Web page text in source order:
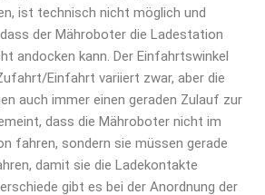
ist technisch nicht möglich und
der Mähroboter die Ladestation
andocken kann. Der Einfahrtswinkel
Einfahrt variiert zwar, aber die
auch immer einen geraden Zulauf zur
dass die Mähroboter nicht im
fahren, sondern sie müssen gerade
damit sie die Ladekontakte
gibt es bei der Anordnung der